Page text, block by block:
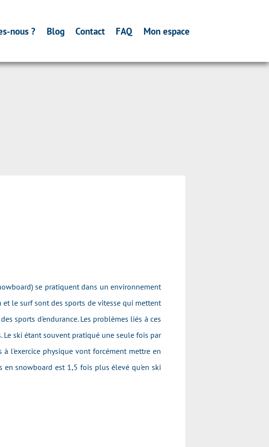
nous ? Blog Contact FAQ Mon espace
se pratiquent dans un environnement
le surf sont des sports de vitesse qui mettent
sports d'endurance. Les problèmes liés à ces
ski étant souvent pratiqué une seule fois par
l'exercice physique vont forcément mettre en
en snowboard est 1,5 fois plus élevé qu'en ski